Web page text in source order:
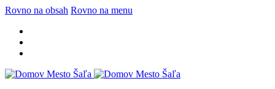
Rovno na obsah Rovno na menu